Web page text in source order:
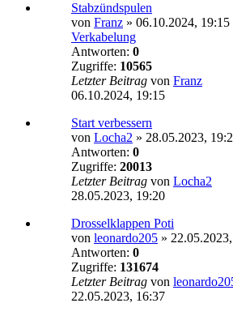
Stabzündspulen
von Franz » 06.10.2024, 19:15
Verkabelung
Antworten: 0
Zugriffe: 10565
Letzter Beitrag von Franz
06.10.2024, 19:15
Start verbessern
von Locha2 » 28.05.2023,
Antworten: 0
Zugriffe: 20013
Letzter Beitrag von Locha2
28.05.2023, 19:20
Drosselklappen Poti
von leonardo205 »
Antworten: 0
Zugriffe: 131674
Letzter Beitrag von
22.05.2023, 16:37